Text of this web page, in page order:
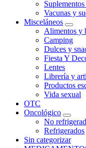
Vacunas y
Misceláneos
Alimentos y
Camping
Dulces y
Fiesta Y
Lentes
Librería y
Productos
Vida sexual
OTC
Oncológico
No
Refrigerados
Sin categorizar